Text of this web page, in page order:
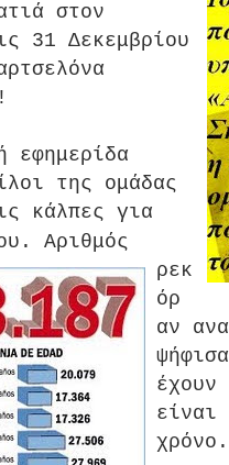
στoν
31 Δεκεμβρίου
εφημερίδα
της ομάδας
κάλπες για
Αριθμός
ρεκ
όρ
αν
είναι
χρόνο.